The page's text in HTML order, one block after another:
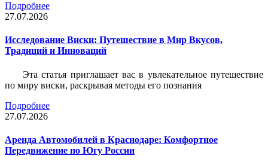
Подробнее
27.07.2026
Исследование Виски: Путешествие в Мир Вкусов,
Традиций и Инноваций
Эта статья приглашает вас в увлекательное путешествие
по миру виски, раскрывая методы его познания
Подробнее
27.07.2026
Аренда Автомобилей в Краснодаре: Комфортное
Передвижение по Югу России